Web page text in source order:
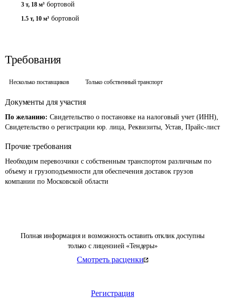
Полная информация и возможность оставить отклик доступны
только с лицензией «Тендеры»
Смотреть расценки
Регистрация
3 т, 18 м³ бортовой
1.5 т, 10 м³ бортовой
Требования
Несколько поставщиков Только собственный транспорт
Документы для участия
По желанию: Свидетельство о постановке на налоговый учет (ИНН),
Свидетельство о регистрации юр. лица, Реквизиты, Устав, Прайс-лист
Прочие требования
Необходим перевозчики с собственным транспортом различным по
объему и грузоподъемности для обеспечения доставок грузов
компании по Московской области